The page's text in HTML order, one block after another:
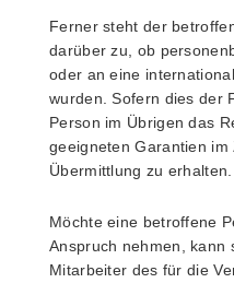
Ferner steht der
darüber zu, ob
oder an eine
wurden. Sofern dies der
Person im Übrigen das
geeigneten Garantien
Übermittlung zu erhalten.
Möchte eine betroffene
Anspruch nehmen, kann
Mitarbeiter des für die